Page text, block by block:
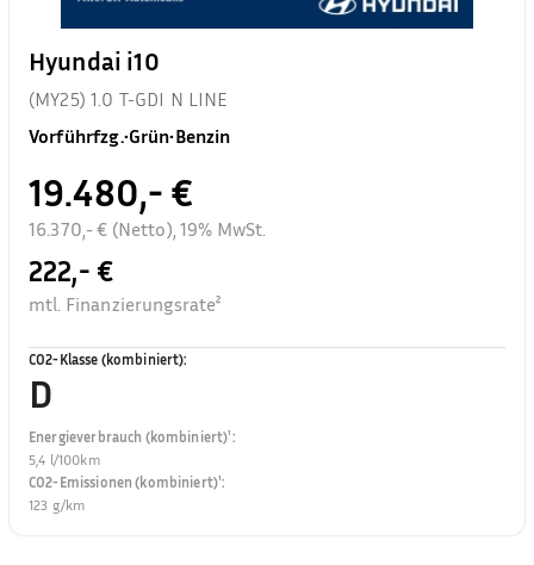
Hyundai i10
(MY25) 1.0 T-GDI N LINE
Vorführfzg.•Grün•Benzin
19.480,- €
16.370,- € (Netto), 19% MwSt.
222,- €
mtl. Finanzierungsrate²
CO2-Klasse (kombiniert):
D
Energieverbrauch (kombiniert)¹:
5,4 l/100km
CO2-Emissionen (kombiniert)¹:
123 g/km